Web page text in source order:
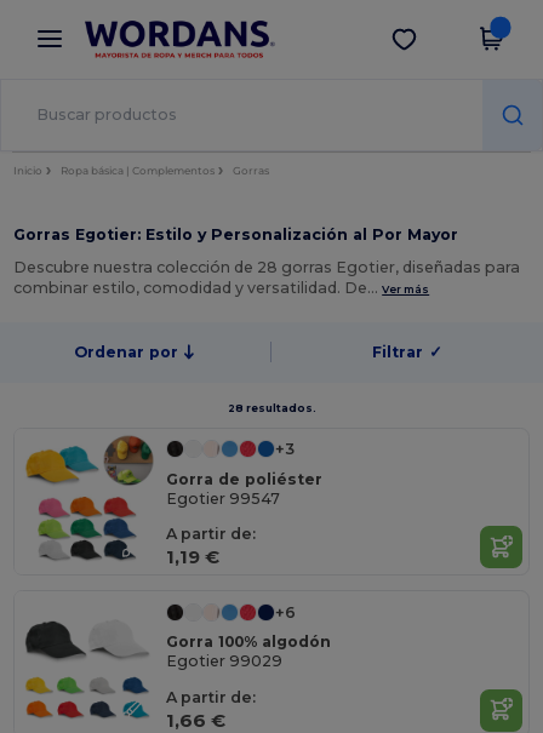
× App de Wordans
¡Mejores precios en app!
Descargar app
Inicio Ropa básica | Complementos Gorras
Gorras Egotier: Estilo y Personalización al Por Mayor
Descubre nuestra colección de 28 gorras Egotier, diseñadas para
combinar estilo, comodidad y versatilidad. De…Ver más
Ordenar por Filtrar ✓
28 resultados.
+3
Gorra de poliéster
Egotier 99547
A partir de:
1,19 €
+6
Gorra 100% algodón
Egotier 99029
A partir de:
1,66 €